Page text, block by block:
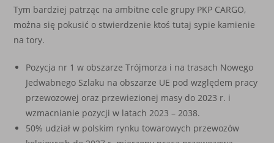
Tym bardziej patrząc na ambitne cele grupy PKP CARGO,
można się pokusić o stwierdzenie ktoś tutaj sypie kamienie
na tory.
Pozycja nr 1 w obszarze Trójmorza i na trasach Nowego
Jedwabnego Szlaku na obszarze UE pod względem pracy
przewozowej oraz przewiezionej masy do 2023 r. i
wzmacnianie pozycji w latach 2023 – 2038.
50% udział w polskim rynku towarowych przewozów